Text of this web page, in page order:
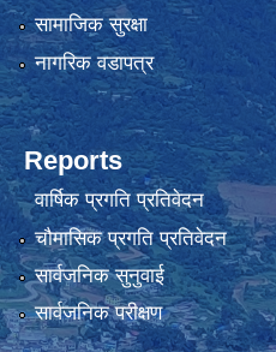
सामाजिक सुरक्षा
नागरिक वडापत्र
Reports
वार्षिक प्रगति प्रतिवेदन
चौमासिक प्रगति प्रतिवेदन
सार्वजनिक सुनुवाई
सार्वजनिक परीक्षण